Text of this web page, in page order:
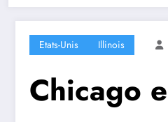
Etats-Unis Illinois
Chicago